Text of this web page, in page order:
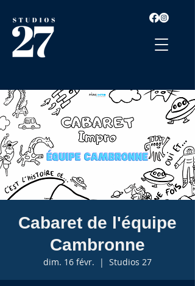
Cabaret de l'équipe
Cambronne
dim. 16 févr.
  |
Studios 27